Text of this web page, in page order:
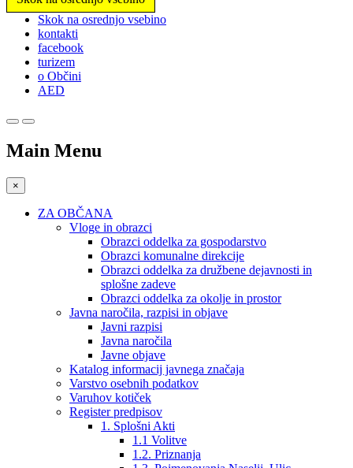
Prosimo,
upoštevajte:
spletno
mesto
vključuje
sistem
Skok na osrednjo vsebino
kontakti
facebook
turizem
o Občini
AED
Main Menu
×
ZA OBČANA
Vloge in obrazci
Obrazci oddelka za gospodarstvo
Obrazci komunalne direkcije
Obrazci oddelka za družbene dejavnosti in
splošne zadeve
Obrazci oddelka za okolje in prostor
Javna naročila, razpisi in objave
Javni razpisi
Javna naročila
Javne objave
Katalog informacij javnega značaja
Varstvo osebnih podatkov
Varuhov kotiček
Register predpisov
1. Splošni Akti
1.1 Volitve
1.2. Priznanja